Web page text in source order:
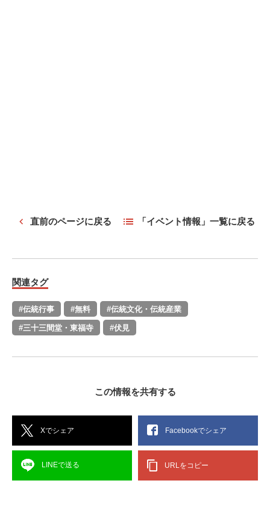
直前のページに戻る 「イベント情報」一覧に戻る
関連タグ
#伝統行事 #無料 #伝統文化・伝統産業
#三十三間堂・東福寺 #伏見
この情報を共有する
Xでシェア Facebookでシェア
LINEで送る URLをコピー